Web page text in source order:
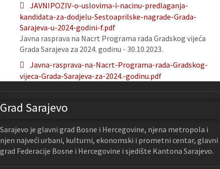
JAVNIPOZIV-o-uslovima-i-nacinu-predlaganja-
kandidata-za-dodjelu-Sestoaprilske-nagrade-Grada-
Sarajeva-u-2024-godini-f.pdf
Javna rasprava na Nacrt Programa rada Gradskog vijeća
Grada Sarajeva za 2024. godinu - 30.10.2023.
Javna-rasprava-na-Nacrt-Programa-rada-Gradskog-
vijeca-Grada-Sarajeva-za-2024.-godinu.pdf
Grad Sarajevo
Sarajevo je glavni grad Bosne i Hercegovine, njena metropola i
njen najveći urbani, kulturni, ekonomski i prometni centar, glavni
grad Federacije Bosne i Hercegovine i sjedište Kantona Sarajevo.